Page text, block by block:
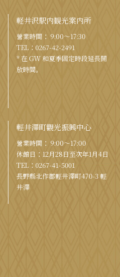
軽井沢駅内観光案内所
營業時間： 9:00〜17:30
TEL： 0267-42-2491
* 在 GW 和夏季固定時段延長開
放時間。
輕井澤町觀光振興中心
營業時間： 9:00〜17:00
休館日：12月28日至次年1月4日
TEL： 0267-41-5001
長野縣北作郡輕井澤町470-3 輕
井澤